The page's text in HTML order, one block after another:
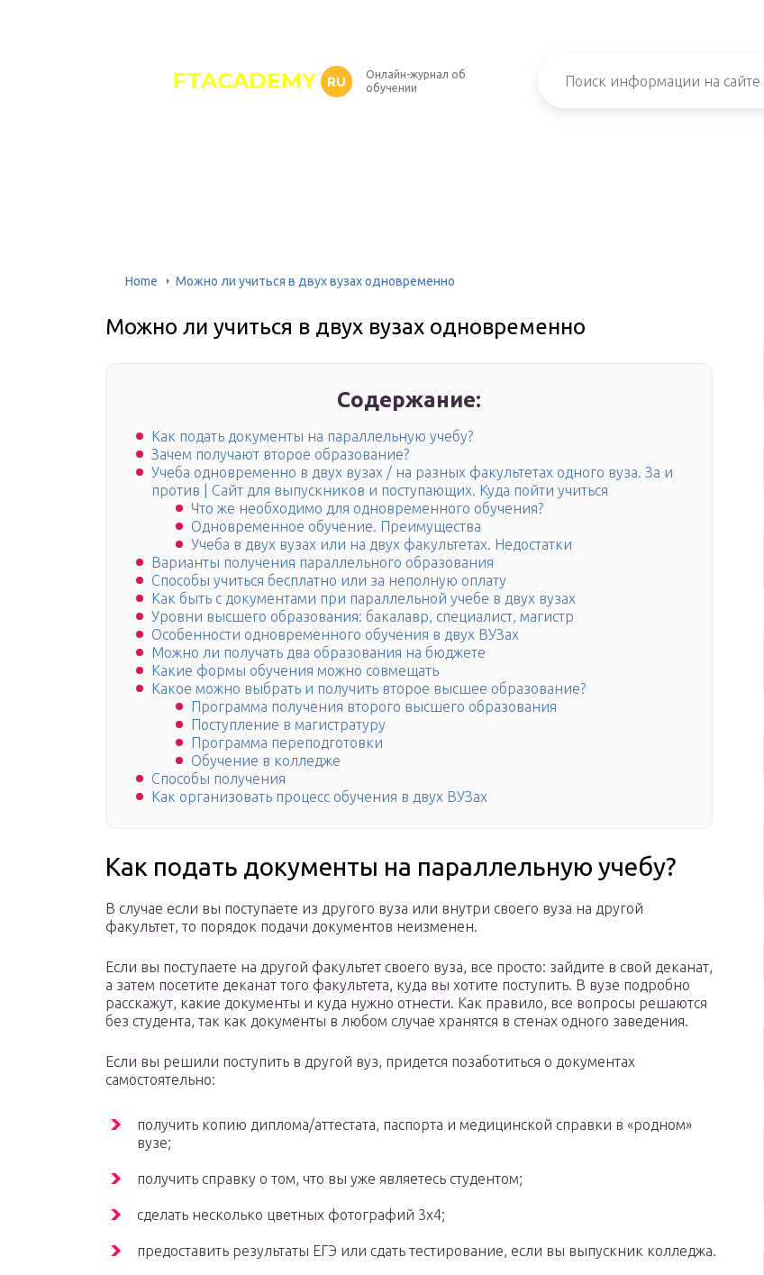
FTACADEMY RU
Онлайн-журнал об
обучении
Home Можно ли учиться в двух вузах одновременно
Можно ли учиться в двух вузах одновременно
Содержание:
Как подать документы на параллельную учебу?
Зачем получают второе образование?
Учеба одновременно в двух вузах / на разных факультетах одного вуза. За и
против | Сайт для выпускников и поступающих. Куда пойти учиться
Что же необходимо для одновременного обучения?
Одновременное обучение. Преимущества
Учеба в двух вузах или на двух факультетах. Недостатки
Варианты получения параллельного образования
Способы учиться бесплатно или за неполную оплату
Как быть с документами при параллельной учебе в двух вузах
Уровни высшего образования: бакалавр, специалист, магистр
Особенности одновременного обучения в двух ВУЗах
Можно ли получать два образования на бюджете
Какие формы обучения можно совмещать
Какое можно выбрать и получить второе высшее образование?
Программа получения второго высшего образования
Поступление в магистратуру
Программа переподготовки
Обучение в колледже
Способы получения
Как организовать процесс обучения в двух ВУЗах
Как подать документы на параллельную учебу?
В случае если вы поступаете из другого вуза или внутри своего вуза на другой
факультет, то порядок подачи документов неизменен.
Если вы поступаете на другой факультет своего вуза, все просто: зайдите в свой деканат,
а затем посетите деканат того факультета, куда вы хотите поступить. В вузе подробно
расскажут, какие документы и куда нужно отнести. Как правило, все вопросы решаются
без студента, так как документы в любом случае хранятся в стенах одного заведения.
Если вы решили поступить в другой вуз, придется позаботиться о документах
самостоятельно:
получить копию диплома/аттестата, паспорта и медицинской справки в «родном»
вузе;
получить справку о том, что вы уже являетесь студентом;
сделать несколько цветных фотографий 3х4;
предоставить результаты ЕГЭ или сдать тестирование, если вы выпускник колледжа.